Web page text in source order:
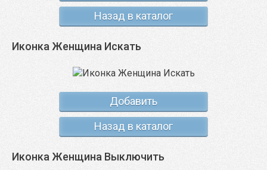
Назад в каталог
Иконка Женщина Искать
Добавить
Назад в каталог
Иконка Женщина Выключить